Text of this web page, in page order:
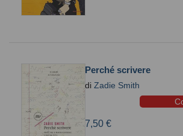
Perché scrivere
di Zadie Smith
7,50 €